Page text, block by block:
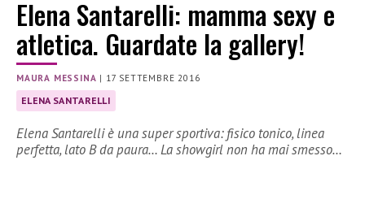
Elena Santarelli: mamma sexy e
atletica. Guardate la gallery!
MAURA MESSINA | 17 SETTEMBRE 2016
ELENA SANTARELLI
Elena Santarelli è una super sportiva: fisico tonico, linea
perfetta, lato B da paura… La showgirl non ha mai smesso…